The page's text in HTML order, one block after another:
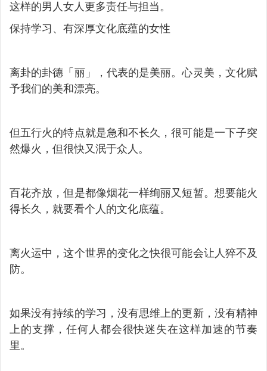
这样的男人女人更多责任与担当。
保持学习、有深厚文化底蕴的女性
离卦的卦德「丽」，代表的是美丽。心灵美，文化赋
予我们的美和漂亮。
但五行火的特点就是急和不长久，很可能是一下子突
然爆火，但很快又泯于众人。
百花齐放，但是都像烟花一样绚丽又短暂。想要能火
得长久，就要看个人的文化底蕴。
离火运中，这个世界的变化之快很可能会让人猝不及
防。
如果没有持续的学习，没有思维上的更新，没有精神
上的支撑，任何人都会很快迷失在这样加速的节奏
里。